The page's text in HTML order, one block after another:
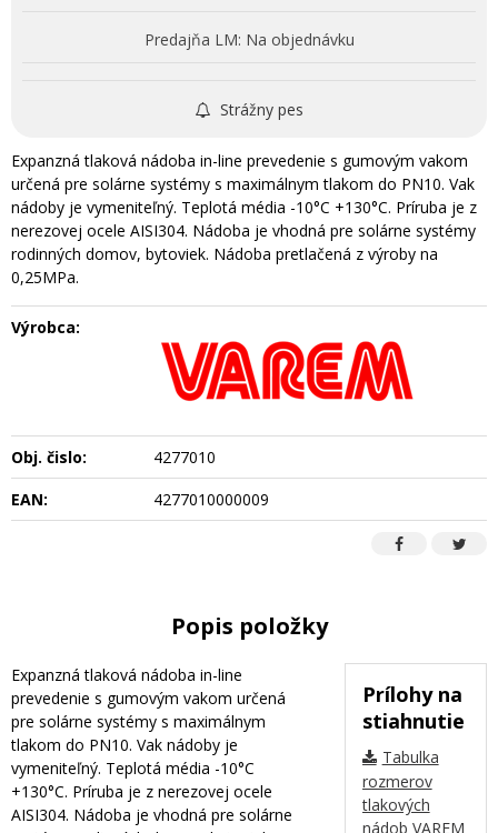
Predajňa LM: Na objednávku
Strážny pes
Expanzná tlaková nádoba in-line prevedenie s gumovým vakom
určená pre solárne systémy s maximálnym tlakom do PN10. Vak
nádoby je vymeniteľný. Teplotá média -10°C +130°C. Príruba je z
nerezovej ocele AISI304. Nádoba je vhodná pre solárne systémy
rodinných domov, bytoviek. Nádoba pretlačená z výroby na
0,25MPa.
Výrobca:
Obj. čislo:
4277010
EAN:
4277010000009
Popis položky
Prílohy na
stiahnutie
Tabulka
rozmerov
tlakových
nádob VAREM
Expanzná tlaková nádoba in-line
prevedenie s gumovým vakom určená
pre solárne systémy s maximálnym
tlakom do PN10. Vak nádoby je
vymeniteľný. Teplotá média -10°C
+130°C. Príruba je z nerezovej ocele
AISI304. Nádoba je vhodná pre solárne